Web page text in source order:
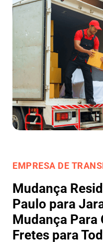
EMPRESA DE
Mudança
Paulo para
Mudança Para
Fretes para